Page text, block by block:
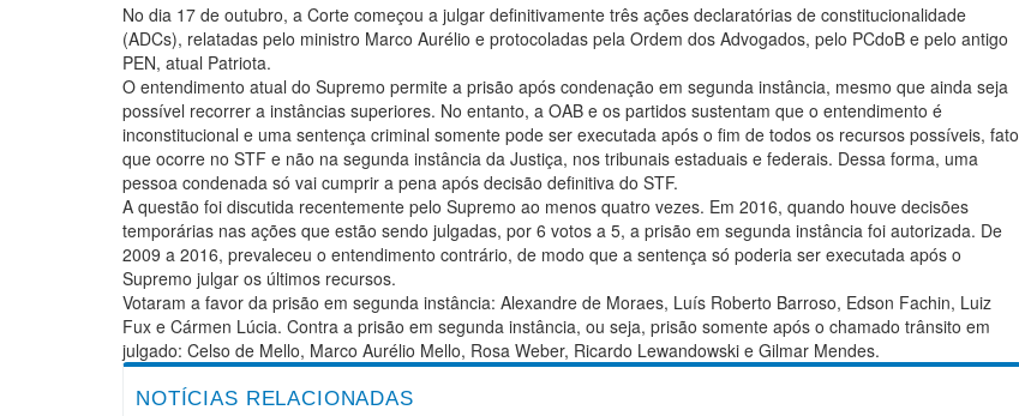
No dia 17 de outubro, a Corte começou a julgar definitivamente três ações declaratórias de constitucionalidade
(ADCs), relatadas pelo ministro Marco Aurélio e protocoladas pela Ordem dos Advogados, pelo PCdoB e pelo antigo
PEN, atual Patriota.
O entendimento atual do Supremo permite a prisão após condenação em segunda instância, mesmo que ainda seja
possível recorrer a instâncias superiores. No entanto, a OAB e os partidos sustentam que o entendimento é
inconstitucional e uma sentença criminal somente pode ser executada após o fim de todos os recursos possíveis, fato
que ocorre no STF e não na segunda instância da Justiça, nos tribunais estaduais e federais. Dessa forma, uma
pessoa condenada só vai cumprir a pena após decisão definitiva do STF.
A questão foi discutida recentemente pelo Supremo ao menos quatro vezes. Em 2016, quando houve decisões
temporárias nas ações que estão sendo julgadas, por 6 votos a 5, a prisão em segunda instância foi autorizada. De
2009 a 2016, prevaleceu o entendimento contrário, de modo que a sentença só poderia ser executada após o
Supremo julgar os últimos recursos.
Votaram a favor da prisão em segunda instância: Alexandre de Moraes, Luís Roberto Barroso, Edson Fachin, Luiz
Fux e Cármen Lúcia. Contra a prisão em segunda instância, ou seja, prisão somente após o chamado trânsito em
julgado: Celso de Mello, Marco Aurélio Mello, Rosa Weber, Ricardo Lewandowski e Gilmar Mendes.
NOTÍCIAS RELACIONADAS